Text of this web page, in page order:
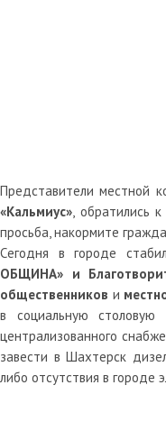
Представители местной
«Кальмиус», обратились
просьба, накормите
Сегодня в городе
ОБЩИНА» и
общественников и
в социальную
централизованного
завести в Шахтерск
либо отсутствия в городе